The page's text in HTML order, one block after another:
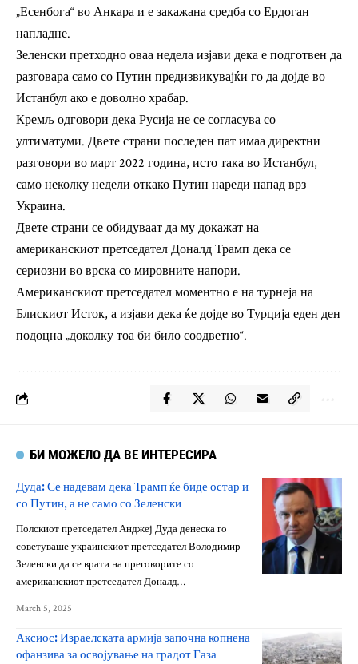
„Есенбога“ во Анкара и е закажана средба со Ердоган
напладне.
Зеленски претходно оваа недела изјави дека е подготвен да
разговара само со Путин предизвикувајќи го да дојде во
Истанбул ако е доволно храбар.
Кремљ одговори дека Русија не се согласува со
ултиматуми. Двете страни последен пат имаа директни
разговори во март 2022 година, исто така во Истанбул,
само неколку недели откако Путин нареди напад врз
Украина.
Двете страни се обидуваат да му докажат на
американскиот претседател Доналд Трамп дека се
сериозни во врска со мировните напори.
Американскиот претседател моментно е на турнеја на
Блискиот Исток, а изјави дека ќе дојде во Турција еден ден
подоцна „доколку тоа би било соодветно“.
БИ МОЖЕЛО ДА ВЕ ИНТЕРЕСИРА
Дуда: Се надевам дека Трамп ќе биде остар и
со Путин, а не само со Зеленски
Полскиот претседател Анджеј Дуда денеска го
советуваше украинскиот претседател Володимир
Зеленски да се врати на преговорите со
американскиот претседател Доналд…
March 5, 2025
Аксиос: Израелската армија започна копнена
офанзива за освојување на градот Газа